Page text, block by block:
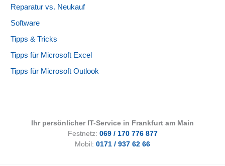
Reparatur vs. Neukauf
Software
Tipps & Tricks
Tipps für Microsoft Excel
Tipps für Microsoft Outlook
Ihr persönlicher IT-Service in Frankfurt am Main
Festnetz: 069 / 170 776 877
Mobil: 0171 / 937 62 66